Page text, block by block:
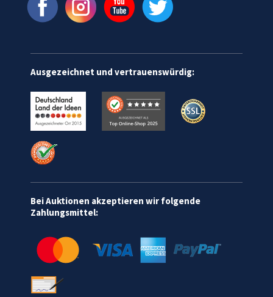
Ausgezeichnet und vertrauenswürdig:
Bei Auktionen akzeptieren wir folgende
Zahlungsmittel: